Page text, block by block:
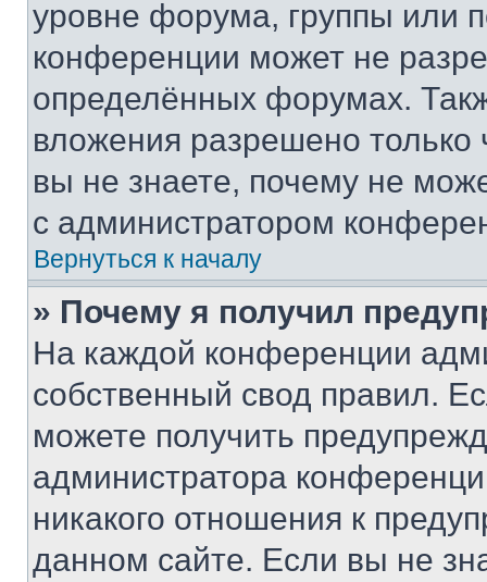
уровне форума, группы или
конференции может не
определённых форумах.
вложения разрешено
вы не знаете, почему не
с администратором
Вернуться к началу
» Почему я получил
На каждой конференции
собственный свод правил.
можете получить
администратора
никакого отношения к
данном сайте. Если вы не